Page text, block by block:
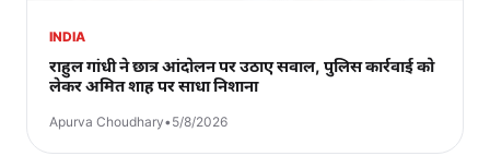
INDIA
राहुल गांधी ने छात्र आंदोलन पर उठाए सवाल, पुलिस कार्रवाई को
लेकर अमित शाह पर साधा निशाना
Apurva Choudhary•5/8/2026